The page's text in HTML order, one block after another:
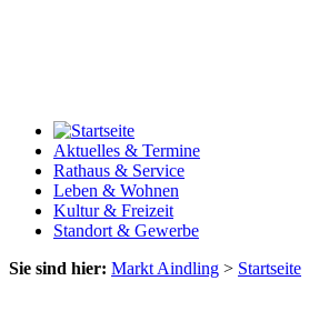
Aktuelles & Termine
Rathaus & Service
Leben & Wohnen
Kultur & Freizeit
Standort & Gewerbe
Sie sind hier: Markt Aindling > Startseite